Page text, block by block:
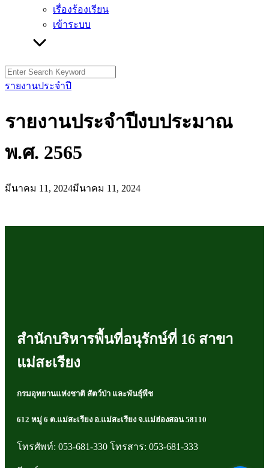
เรื่องร้องเรียน
เข้าระบบ
Search
for:
รายงานประจำปี
รายงานประจำปีงบประมาณ
พ.ศ. 2565
มีนาคม 11, 2024มีนาคม 11, 2024
สำนักบริหารพื้นที่อนุรักษ์ที่ 16 สาขา
แม่สะเรียง
กรมอุทยานแห่งชาติ สัตว์ป่า และพันธุ์พืช
612 หมู่ 6 ต.แม่สะเรียง อ.แม่สะเรียง จ.แม่ฮ่องสอน 58110
โทรศัพท์: 053-681-330 โทรสาร: 053-681-333